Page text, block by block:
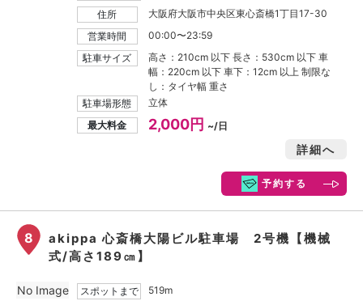
住所
大阪府大阪市中央区東心斎橋1丁目17-30
営業時間
00:00〜23:59
駐車サイズ
高さ：210cm 以下 長さ：530cm 以下 車
幅：220cm 以下 車下：12cm 以上 制限な
し：タイヤ幅 重さ
駐車場形態
立体
最大料金
2,000円 ~/日
詳細へ
予約する
8
akippa 心斎橋大陽ビル駐車場 2号機【機械
式/高さ189㎝】
スポットまで
519m
No Image